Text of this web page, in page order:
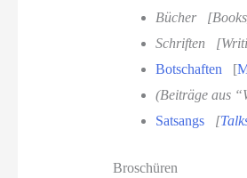
Bücher
Schriften
Botschaften [
(Beiträge aus
Satsangs
[
Broschüren